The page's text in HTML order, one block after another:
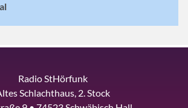
Radio StHörfunk
Schlachthaus, 2. Stock